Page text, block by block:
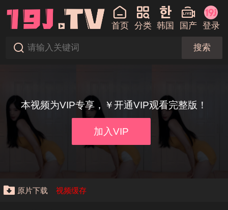
首页 分类 韩国 国产 登录
搜索
本视频为VIP专享，￥开通VIP观看完整版！
加入VIP
原片下载 视频缓存